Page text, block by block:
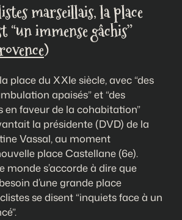
marseillais, la place
“un immense gâchis”
)
place du XXIe siècle, avec “des
apaisés” et “des
faveur de la cohabitation”
la présidente (DVD) de la
Vassal, au moment
place Castellane (6e).
monde s’accorde à dire que
d’une grande place
se disent “inquiets face à un